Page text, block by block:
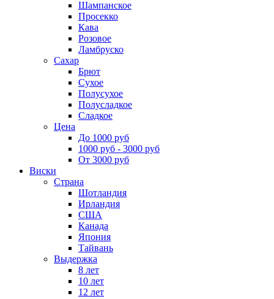
Шампанское
Просекко
Кава
Розовое
Ламбруско
Сахар
Брют
Сухое
Полусухое
Полусладкое
Сладкое
Цена
До 1000 руб
1000 руб - 3000 руб
От 3000 руб
Виски
Страна
Шотландия
Ирландия
США
Канада
Япония
Тайвань
Выдержка
8 лет
10 лет
12 лет